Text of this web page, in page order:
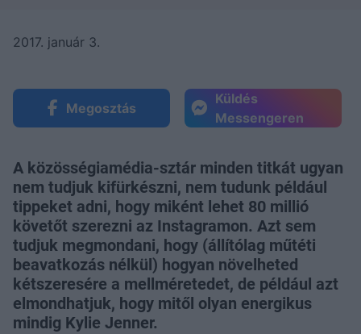
2017. január 3.
Megosztás
Küldés
Messengeren
A közösségiamédia-sztár minden titkát ugyan
nem tudjuk kifürkészni, nem tudunk például
tippeket adni, hogy miként lehet 80 millió
követőt szerezni az Instagramon. Azt sem
tudjuk megmondani, hogy (állítólag műtéti
beavatkozás nélkül) hogyan növelheted
kétszeresére a mellméretedet, de például azt
elmondhatjuk, hogy mitől olyan energikus
mindig Kylie Jenner.